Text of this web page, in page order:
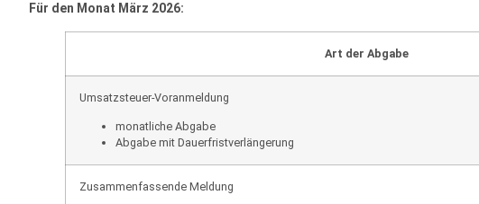
Für den Monat März 2026:
Art der Abgabe
Umsatzsteuer-Voranmeldung
monatliche Abgabe
Abgabe mit Dauerfristverlängerung
Zusammenfassende Meldung